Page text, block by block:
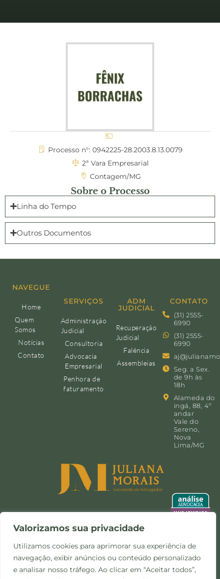
Valorizamos sua privacidade
Utilizamos cookies para aprimorar sua experiência de
navegação, exibir anúncios ou conteúdo personalizado
e analisar nosso tráfego. Ao clicar em “Aceitar todos”,
Processo n°: 0942225-28.2003.8.13.0079
2ª Vara Empresarial
Contagem/MG
Sobre o Processo
Linha do Tempo
Outros Documentos
NAVEGUE
Home
Quem
Somos
Notícias
Contato
SERVIÇOS
Administração
Judicial
Consultoria
Advocacia
Empresarial
Penhora de
faturamento
ADM
JUDICIAL
Recuperação
Judicial
Falência
Assembleias
CONTATO
(31) 2555-
6990
(31) 2555-
6990
Seg. a Sex.
de 9h às
18h
Alameda do
ingá, 88, 4º
andar
Vale do
Sereno,
Nova
Lima/MG
Política de
Privacidade e Cookies
©Copyright 2024 -
Todos os direitos
reservados.
Site desenvolvido pela
Otimize Comunicação